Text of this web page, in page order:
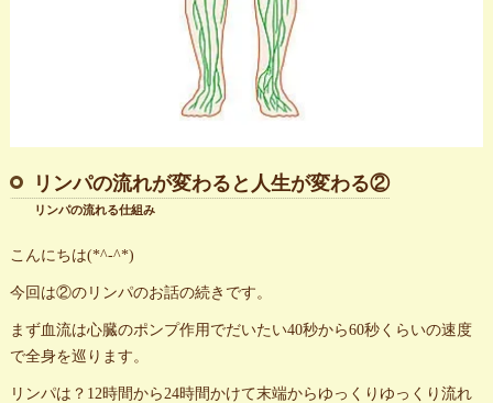
リンパの流れが変わると人生が変わる②
リンパの流れる仕組み
こんにちは(*^-^*)
今回は②のリンパのお話の続きです。
まず血流は心臓のポンプ作用でだいたい40秒から60秒くらいの速度
で全身を巡ります。
リンパは？12時間から24時間かけて末端からゆっくりゆっくり流れ